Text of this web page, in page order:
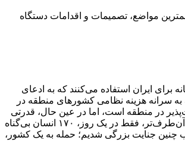
خبرنگاران به بیان مهمترین مواضع، تصمیمات و اقدامات دستگاه
ایران استفاده می‌کنند که به ادعای
سرانه هزینه نظامی کشورهای منطقه در
در منطقه است، اما در عین حال، قدرتی
قلدرستیز نیز هست. ما ملتی قلدرستیز هستیم. کافی است فقط به عملکرد ما نگاه کنید. آیا ما بودیم که به آمریکا لشکرکشی کردیم؟ آیا ما بودیم که هزاران مایل آن‌طرف‌تر، فقط در یک روز، ۱۷۰ انسان بی‌گناه
چنین جنایت بزرگی شدیم؛ حمله به یک کشور،